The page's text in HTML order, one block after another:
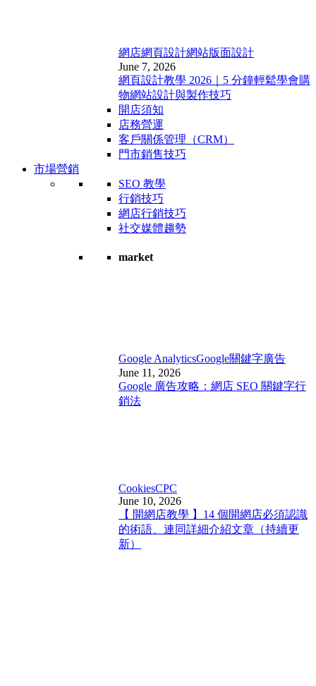
網店網頁設計網站版面設計
June 7, 2026
網頁設計教學 2026｜5 分鐘輕鬆學會購
物網站設計與製作技巧
開店須知
店務營運
客戶關係管理（CRM）
門市銷售技巧
市場營銷
SEO 教學
行銷技巧
網店行銷技巧
社交媒體趨勢
market
Google AnalyticsGoogle關鍵字廣告
June 11, 2026
Google 廣告攻略：網店 SEO 關鍵字行
銷法
CookiesCPC
June 10, 2026
【 開網店教學 】14 個開網店必須認識
的術語、連同詳細介紹文章（持續更
新）